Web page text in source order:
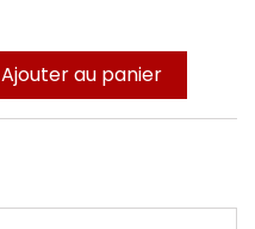
Ajouter au panier